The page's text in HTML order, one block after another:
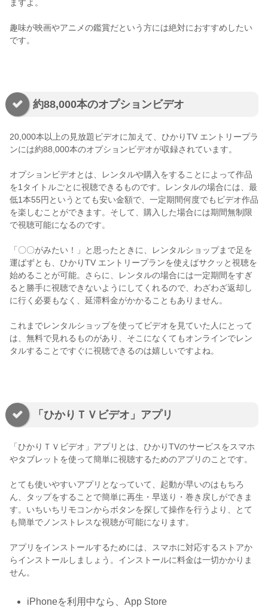
ますよ。
趣味が映画やアニメの鑑賞だという方には絶対におすすめしたい
です。
約88,000本のオプションビデオ
20,000本以上の見放題ビデオに加えて、ひかりTV エントリープラ
ンには約88,000本のオプションビデオが収録されています。
オプションビデオとは、レンタルや購入をすることによって作品
を1タイトルごとに視聴できるものです。レンタルの場合には、最
低1本55円というとても安い金額で、一定期間何度でもビデオ作品
を楽しむことができます。そして、購入した場合には期間無制限
で視聴可能になるのです。
「〇〇がみたい！」と思ったときに、レンタルショップまで足を
運ばずとも、ひかりTV エントリープランを使えばサクッと視聴を
始めることが可能。さらに、レンタルの場合には一定期間をすぎ
ると勝手に視聴できないようにしてくれるので、わざわざ返却し
に行く必要もなく、延滞料金がかかることもありません。
これまでレンタルショップを使ってビデオを見ていた人にとって
は、無料で見れるものがあり、そこになくてもオンラインでレン
タルすることですぐに視聴できるのは嬉しいですよね。
「ひかりＴＶビデオ」アプリ
「ひかりＴＶビデオ」アプリとは、ひかりTVのサービスをスマホ
やタブレットを使って簡単に視聴するためのアプリのことです。
とても使いやすいアプリとなっていて、起動が早いのはもちろ
ん、タップをすることで簡単に再生・早送り・巻き戻しができま
す。いちいちリモコンからボタンを探して操作を行うより、とて
も簡単でノンストレスな視聴が可能になります。
アプリをインストールするためには、スマホに対応するストアか
らインストールしましょう。インストールに料金は一切かかりま
せん。
iPhoneを利用中なら、App Store